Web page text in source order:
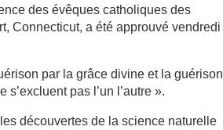
des évêques catholiques des
Connecticut, a été approuvé vendredi
par la grâce divine et la guérison
pas l’un l’autre ».
découvertes de la science naturelle